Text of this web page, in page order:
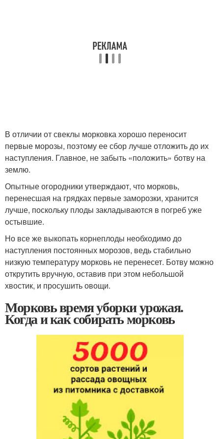
В отличии от свеклы морковка хорошо переносит
первые морозы, поэтому ее сбор лучше отложить до их
наступления. Главное, не забыть «положить» ботву на
землю.
Опытные огородники утверждают, что морковь,
перенесшая на грядках первые заморозки, хранится
лучше, поскольку плоды закладываются в погреб уже
остывшие.
Но все же выкопать корнеплоды необходимо до
наступления постоянных морозов, ведь стабильно
низкую температуру морковь не перенесет. Ботву можно
открутить вручную, оставив при этом небольшой
хвостик, и просушить овощи.
Морковь время уборки урожая.
Когда и как собирать морковь